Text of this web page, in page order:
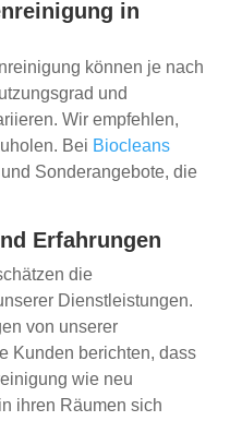
in
können je nach
und
Wir empfehlen,
Bei Biocleans
Sonderangebote, die
Erfahrungen
die
Dienstleistungen.
von unserer
Kunden berichten, dass
wie neu
ihren Räumen sich